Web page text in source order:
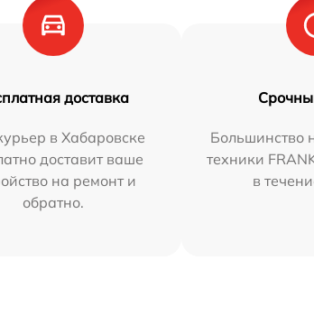
доставка
в Хабаровске
доставит ваше
на ремонт и
обратно.
Большинство
техники
в